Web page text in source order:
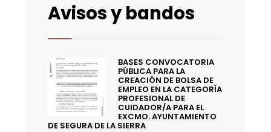
Avisos y bandos
BASES CONVOCATORIA
PÚBLICA PARA LA
CREACIÓN DE BOLSA DE
EMPLEO EN LA CATEGORÍA
PROFESIONAL DE
CUIDADOR/A PARA EL
EXCMO. AYUNTAMIENTO
DE SEGURA DE LA SIERRA